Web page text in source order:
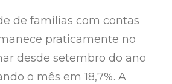
de famílias com contas
praticamente no
desde setembro do ano
o mês em 18,7%. A